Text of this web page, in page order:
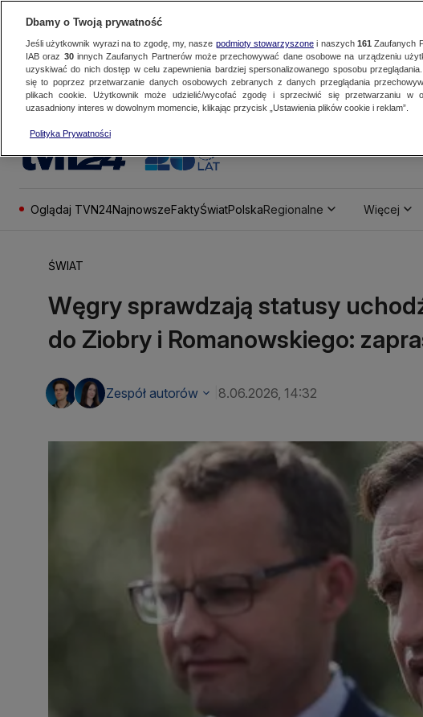
Oglądaj TVN24NajnowszeFaktyŚwiatPolskaRegionalne Więcej
ŚWIAT
Węgry sprawdzają statusy
do Ziobry i Romanowskiego:
Zespół autorów 8.06.2026, 14:32
Dbamy o Twoją prywatność
Jeśli użytkownik wyrazi na to zgodę, my, nasze podmioty stowarzyszonei naszych 161 Zaufanych
IAB oraz 30innych Zaufanych Partnerów może przechowywać dane osobowe na urządzeniu
uzyskiwać do nich dostęp w celu zapewnienia bardziej spersonalizowanego sposobu
się to poprzez przetwarzanie danych osobowych zebranych z danych przeglądania
plikach cookie. Użytkownik może udzielić/wycofać zgodę i sprzeciwić się przetwarzaniu w
uzasadniony interes w dowolnym momencie, klikając przycisk „Ustawienia plików cookie i reklam”.
Polityka Prywatności